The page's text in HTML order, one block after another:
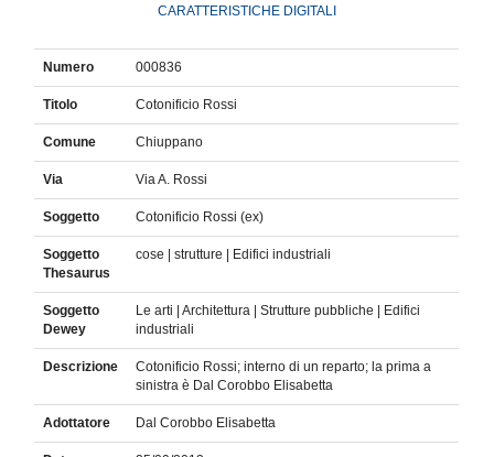
CARATTERISTICHE DIGITALI
Numero 000836
Titolo Cotonificio Rossi
Comune Chiuppano
Via Via A. Rossi
Soggetto Cotonificio Rossi (ex)
Soggetto
Thesaurus
cose | strutture | Edifici industriali
Soggetto
Dewey
Le arti | Architettura | Strutture pubbliche | Edifici
industriali
Descrizione
Cotonificio Rossi; interno di un reparto; la prima a
sinistra è Dal Corobbo Elisabetta
Adottatore Dal Corobbo Elisabetta